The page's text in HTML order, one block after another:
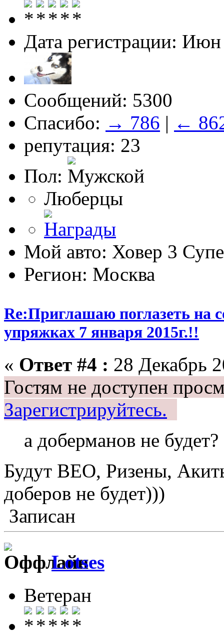
Дата регистрации:
Сообщений: 5300
Спасибо: → 786 | ←
репутация: 23
Пол:
Люберцы
Мой авто: Ховер 3
Регион: Москва
Re:Приглашаю поглазеть на
упряжках 7 января 2015г.!!
« Ответ #4 : 28 Декабрь
Гостям не доступен
Зарегистрируйтесь.
а доберманов не будет?
Будут ВЕО, Ризены,
доберов не будет)))
Записан
Lotses
Ветеран